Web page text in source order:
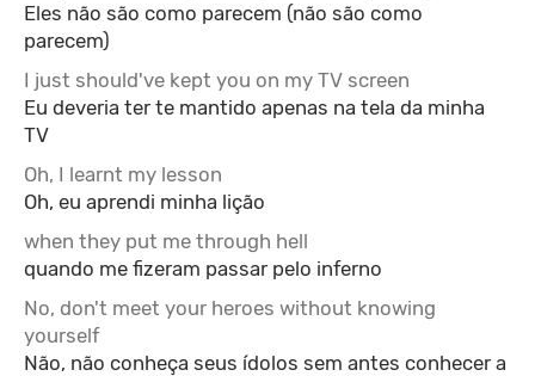
Eles não são como parecem (não são como
parecem)
Eu deveria ter te mantido apenas na tela da minha
TV
Oh, eu aprendi minha lição
quando me fizeram passar pelo inferno
Não, não conheça seus ídolos sem antes conhecer a
I just should've kept you on my TV screen
Oh, I learnt my lesson
when they put me through hell
No, don't meet your heroes without knowing
yourself